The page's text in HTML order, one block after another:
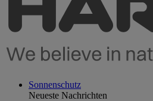
Sonnenschutz
Neueste Nachrichten